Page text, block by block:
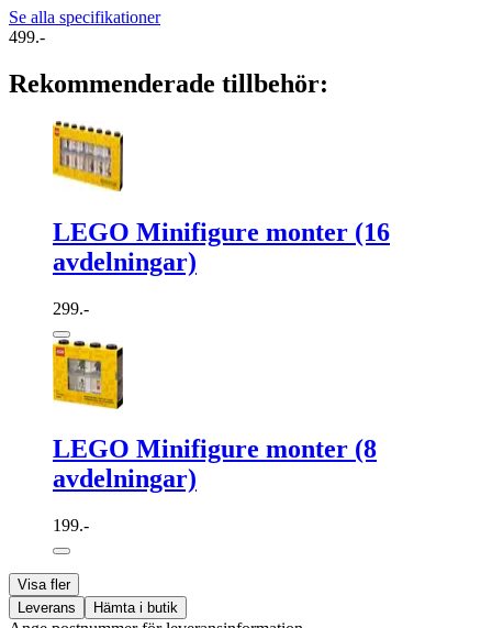
Se alla specifikationer
499.-
Rekommenderade tillbehör:
LEGO Minifigure monter (16
avdelningar)
299.-
LEGO Minifigure monter (8
avdelningar)
199.-
Visa fler
Leverans
Hämta i butik